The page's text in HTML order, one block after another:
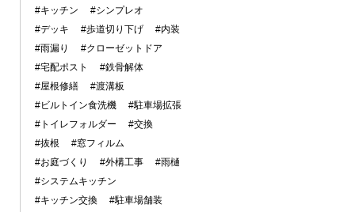
#キッチン
#シンプレオ
#デッキ
#歩道切り下げ
#内装
#雨漏り
#クローゼットドア
#宅配ポスト
#鉄骨解体
#屋根修繕
#渡溝板
#ビルトイン食洗機
#駐車場拡張
#トイレフォルダー
#交換
#抜根
#窓フィルム
#お庭づくり
#外構工事
#雨樋
#システムキッチン
#キッチン交換
#駐車場舗装